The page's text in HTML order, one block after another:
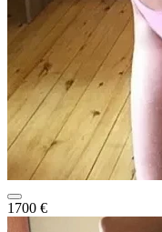
1700 €